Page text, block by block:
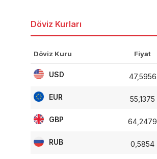
Döviz Kurları
Döviz Kuru Fiyat
USD 47,5956
EUR 55,1375
GBP 64,2479
RUB 0,5854